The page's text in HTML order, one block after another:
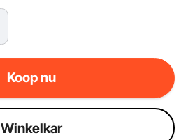
Koop nu
Winkelkar